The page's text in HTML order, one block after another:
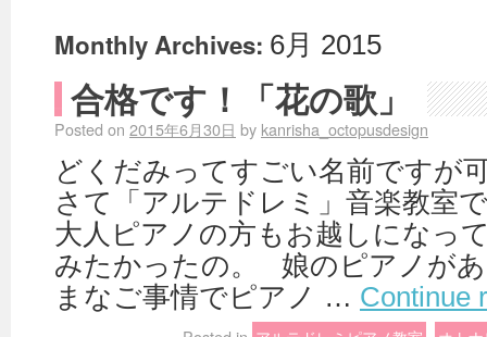
Monthly Archives: 6月 2015
合格です！「花の歌」
Posted on 2015年6月30日 by kanrisha_octopusdesign
どくだみってすごい名前ですが
さて「アルテドレミ」音楽教室
大人ピアノの方もお越しになっ
みたかったの。 娘のピアノが
まなご事情でピアノ … Continue